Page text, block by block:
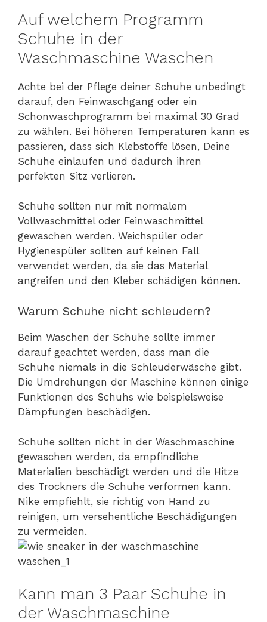
Auf welchem Programm
Schuhe in der
Waschmaschine Waschen
Achte bei der Pflege deiner Schuhe unbedingt
darauf, den Feinwaschgang oder ein
Schonwaschprogramm bei maximal 30 Grad
zu wählen. Bei höheren Temperaturen kann es
passieren, dass sich Klebstoffe lösen, Deine
Schuhe einlaufen und dadurch ihren
perfekten Sitz verlieren.
Schuhe sollten nur mit normalem
Vollwaschmittel oder Feinwaschmittel
gewaschen werden. Weichspüler oder
Hygienespüler sollten auf keinen Fall
verwendet werden, da sie das Material
angreifen und den Kleber schädigen können.
Warum Schuhe nicht schleudern?
Beim Waschen der Schuhe sollte immer
darauf geachtet werden, dass man die
Schuhe niemals in die Schleuderwäsche gibt.
Die Umdrehungen der Maschine können einige
Funktionen des Schuhs wie beispielsweise
Dämpfungen beschädigen.
Schuhe sollten nicht in der Waschmaschine
gewaschen werden, da empfindliche
Materialien beschädigt werden und die Hitze
des Trockners die Schuhe verformen kann.
Nike empfiehlt, sie richtig von Hand zu
reinigen, um versehentliche Beschädigungen
zu vermeiden.
Kann man 3 Paar Schuhe in
der Waschmaschine